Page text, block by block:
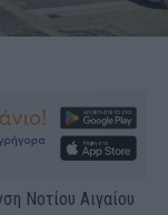
Νοτίου Αιγαίου